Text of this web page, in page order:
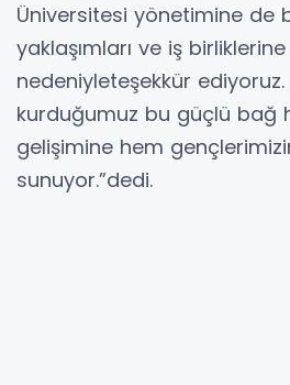
Üniversitesi yönetimine de
yaklaşımları ve iş
nedeniyleteşekkür
kurduğumuz bu güçlü bağ
gelişimine hem
sunuyor.”dedi.